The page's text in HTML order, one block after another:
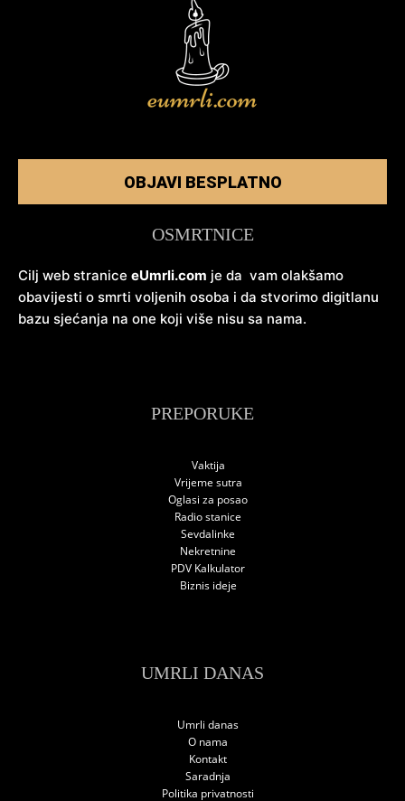
OBJAVI BESPLATNO
OSMRTNICE
Cilj web stranice eUmrli.com je da vam olakšamo
obavijesti o smrti voljenih osoba i da stvorimo digitlanu
bazu sjećanja na one koji više nisu sa nama.
PREPORUKE
Vaktija
Vrijeme sutra
Oglasi za posao
Radio stanice
Sevdalinke
Nekretnine
PDV Kalkulator
Biznis ideje
UMRLI DANAS
Umrli danas
O nama
Kontakt
Saradnja
Politika privatnosti